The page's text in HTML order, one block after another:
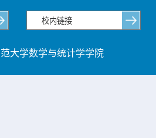
大学数学与统计学学院